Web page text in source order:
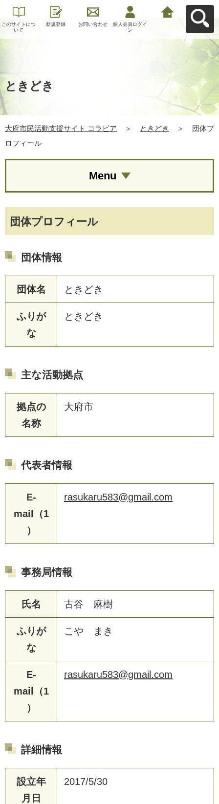
このサイトにつ
いて
新規登録 お問い合わせ
個人会員ログイ
ン
ときどき
大府市民活動支援サイト コラビア ＞ ときどき ＞
団体プ
ロフィール
団体プロフィール
団体情報
団体名 ときどき
ふりが
な
ときどき
主な活動拠点
拠点の
名称
大府市
代表者情報
E-
mail（1
）
rasukaru583@gmail.com
事務局情報
氏名 古谷 麻樹
ふりが
な
こや まき
E-
mail（1
）
rasukaru583@gmail.com
詳細情報
設立年
月日
2017/5/30
Menu